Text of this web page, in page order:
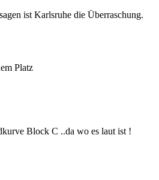
ist Karlsruhe die Überraschung.
Platz
Block C ..da wo es laut ist !